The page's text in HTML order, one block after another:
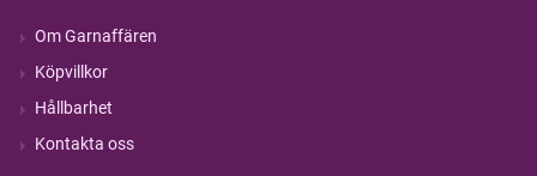
Om Garnaffären
Köpvillkor
Hållbarhet
Kontakta oss